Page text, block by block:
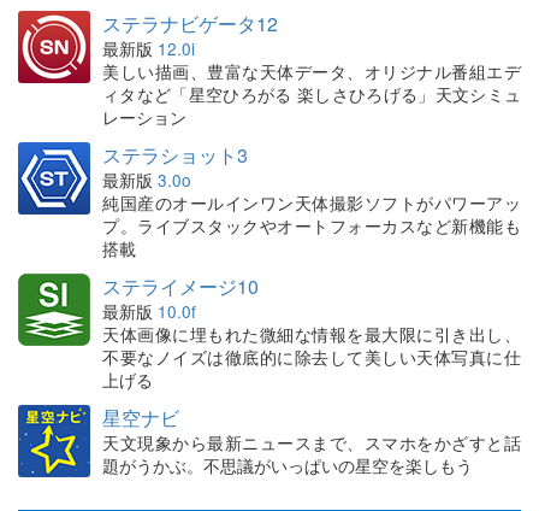
ステラナビゲータ12
最新版 12.0i
美しい描画、豊富な天体データ、オリジナル番組エデ
ィタなど「星空ひろがる 楽しさひろげる」天文シミュ
レーション
ステラショット3
最新版 3.0o
純国産のオールインワン天体撮影ソフトがパワーアッ
プ。ライブスタックやオートフォーカスなど新機能も
搭載
ステライメージ10
最新版 10.0f
天体画像に埋もれた微細な情報を最大限に引き出し、
不要なノイズは徹底的に除去して美しい天体写真に仕
上げる
星空ナビ
天文現象から最新ニュースまで、スマホをかざすと話
題がうかぶ。不思議がいっぱいの星空を楽しもう